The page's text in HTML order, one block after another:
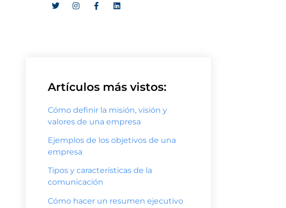
Artículos más vistos:
Cómo definir la misión, visión y
valores de una empresa
Ejemplos de los objetivos de una
empresa
Tipos y características de la
comunicación
Cómo hacer un resumen ejecutivo